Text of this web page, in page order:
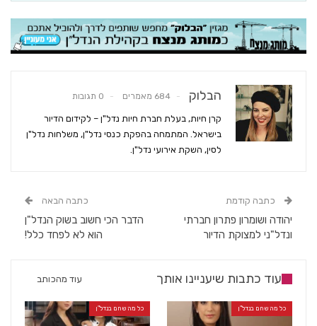
הבלוק 684 מאמרים 0 תגובות
קרן חיות, בעלת חברת חיות נדל"ן – לקידום הדיור
בישראל. המתמחה בהפקת כנסי נדל"ן, משלחות נדל"ן
לסין, השקת אירועי נדל"ן.
כתבה קודמת
יהודה ושומרון פתרון חברתי
ונדל"ני למצוקת הדיור
כתבה הבאה
הדבר הכי חשוב בשוק הנדל"ן
הוא לא לפחד כלל!
עוד כתבות שיעניינו אותך עוד מהכותב
כל מה שחם בנדל"ן כל מה שחם בנדל"ן